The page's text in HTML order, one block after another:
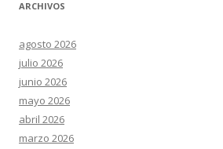
ARCHIVOS
agosto 2026
julio 2026
junio 2026
mayo 2026
abril 2026
marzo 2026